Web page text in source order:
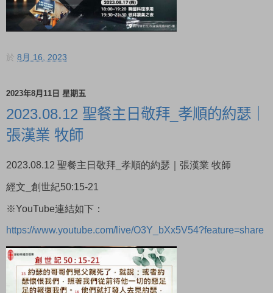
於 8月 16, 2023
2023年8月11日 星期五
2023.08.12 聖餐主日敬拜_孝順的約瑟｜
張漢業 牧師
2023.08.12 聖餐主日敬拜_孝順的約瑟｜張漢業 牧師
經文_創世紀50:15-21
※YouTube連結如下：
https://www.youtube.com/live/O3Y_bXx5V54?feature=share